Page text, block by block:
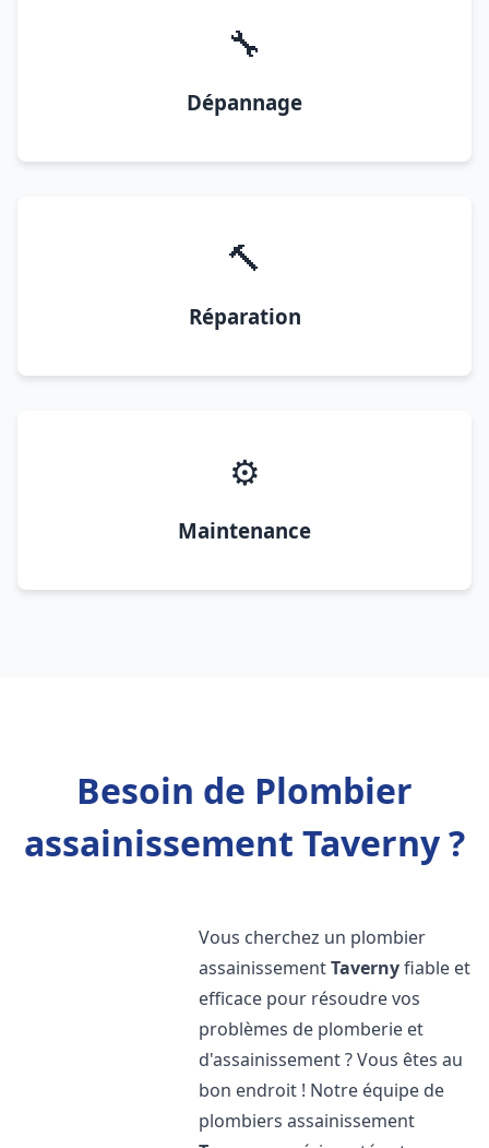
🔧
Dépannage
🔨
Réparation
⚙️
Maintenance
Besoin de Plombier
assainissement Taverny ?
Vous cherchez un plombier
assainissementTavernyfiable et
efficace pour résoudre vos
problèmes de plomberie et
d'assainissement ? Vous êtes au
bon endroit ! Notre équipe de
plombiers assainissement